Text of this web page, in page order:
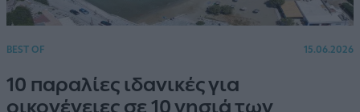
BEST OF 15.06.2026
10 παραλίες ιδανικές για
οικογένειες σε 10 νησιά των